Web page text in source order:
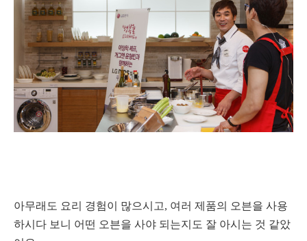
아무래도 요리 경험이 많으시고, 여러 제품의 오븐을 사용
하시다 보니 어떤 오븐을 사야 되는지도 잘 아시는 것 같았